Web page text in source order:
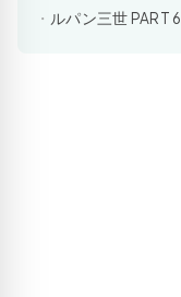
ルパン三世 PART 6